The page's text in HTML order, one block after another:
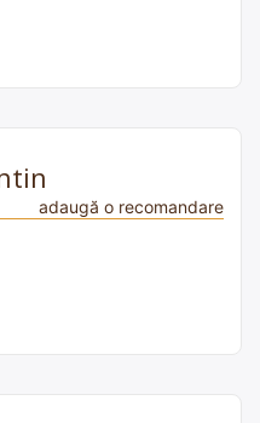
adaugă o recomandare